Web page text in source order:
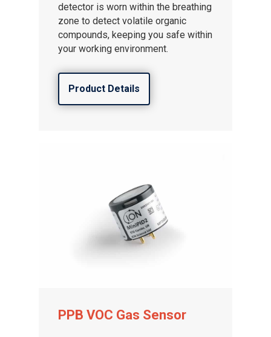
detector is worn within the breathing
zone to detect volatile organic
compounds, keeping you safe within
your working environment.
Product Details
PPB VOC Gas Sensor